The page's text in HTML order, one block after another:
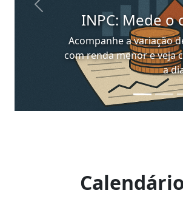
INPC: Mede o
Acompanhe a variação
com renda menor e veja
a
Previous